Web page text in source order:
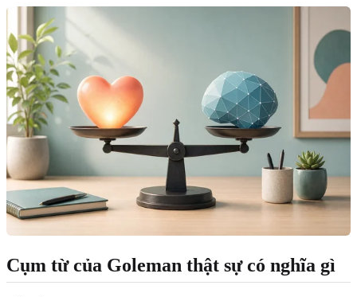
Cụm từ của Goleman thật sự có nghĩa gì